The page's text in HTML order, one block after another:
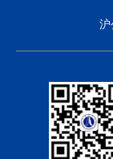
誉和
中外
与美
沪